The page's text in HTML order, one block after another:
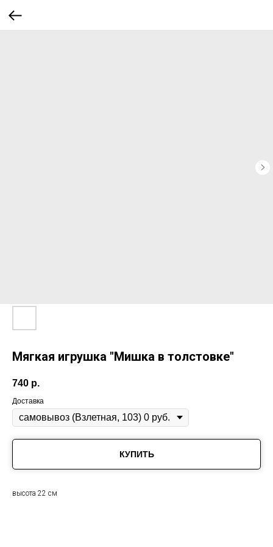
Мягкая игрушка "Мишка в толстовке"
740 р.
Доставка
КУПИТЬ
высота 22 см